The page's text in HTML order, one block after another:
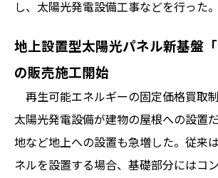
し、太陽光発電設備工事などを行った。
地上設置型太陽光パネル新基盤「
の販売施工開始
再生可能エネルギーの固定価格買取
太陽光発電設備が建物の屋根への設置
地など地上への設置も急増した。従来
ネルを設置する場合、基礎部分にはコ